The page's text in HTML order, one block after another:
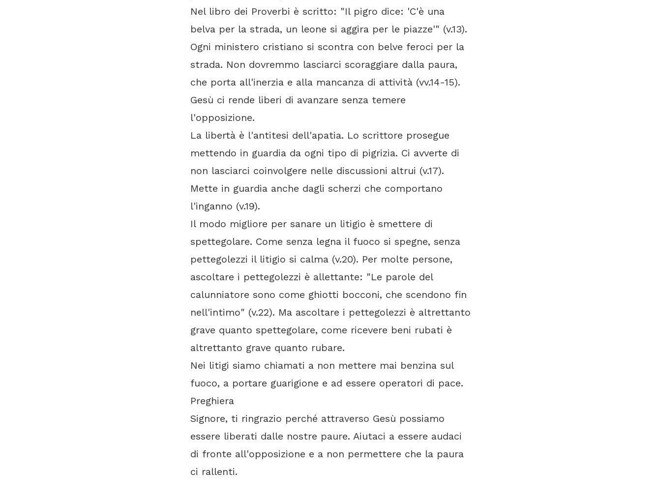
Nel libro dei Proverbi è scritto: "Il pigro dice: 'C'è una
belva per la strada, un leone si aggira per le piazze'" (v.13).
Ogni ministero cristiano si scontra con belve feroci per la
strada. Non dovremmo lasciarci scoraggiare dalla paura,
che porta all'inerzia e alla mancanza di attività (vv.14-15).
Gesù ci rende liberi di avanzare senza temere
l'opposizione.
La libertà è l'antitesi dell'apatia. Lo scrittore prosegue
mettendo in guardia da ogni tipo di pigrizia. Ci avverte di
non lasciarci coinvolgere nelle discussioni altrui (v.17).
Mette in guardia anche dagli scherzi che comportano
l'inganno (v.19).
Il modo migliore per sanare un litigio è smettere di
spettegolare. Come senza legna il fuoco si spegne, senza
pettegolezzi il litigio si calma (v.20). Per molte persone,
ascoltare i pettegolezzi è allettante: "Le parole del
calunniatore sono come ghiotti bocconi, che scendono fin
nell'intimo" (v.22). Ma ascoltare i pettegolezzi è altrettanto
grave quanto spettegolare, come ricevere beni rubati è
altrettanto grave quanto rubare.
Nei litigi siamo chiamati a non mettere mai benzina sul
fuoco, a portare guarigione e ad essere operatori di pace.
Preghiera
Signore, ti ringrazio perché attraverso Gesù possiamo
essere liberati dalle nostre paure. Aiutaci a essere audaci
di fronte all'opposizione e a non permettere che la paura
ci rallenti.